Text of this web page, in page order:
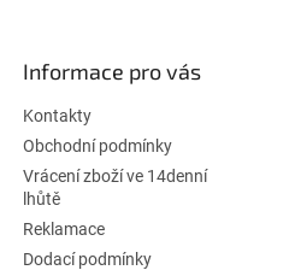
Informace pro vás
Kontakty
Obchodní podmínky
Vrácení zboží ve 14denní
lhůtě
Reklamace
Dodací podmínky